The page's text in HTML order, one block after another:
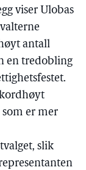
viser Ulobas
antall
en tredobling
er mer
slik